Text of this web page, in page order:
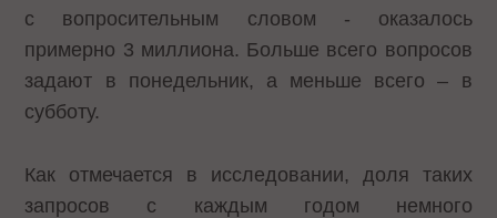
с вопросительным словом - оказалось
примерно 3 миллиона. Больше всего вопросов
задают в понедельник, а меньше всего – в
субботу.
Как отмечается в исследовании, доля таких
запросов с каждым годом немного